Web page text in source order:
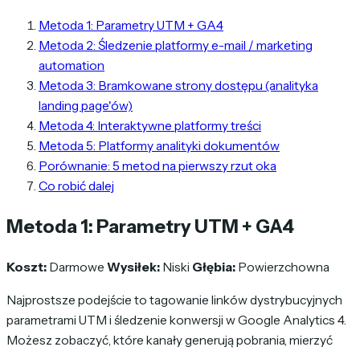
Metoda 1: Parametry UTM + GA4
Metoda 2: Śledzenie platformy e-mail / marketing
automation
Metoda 3: Bramkowane strony dostępu (analityka
landing page'ów)
Metoda 4: Interaktywne platformy treści
Metoda 5: Platformy analityki dokumentów
Porównanie: 5 metod na pierwszy rzut oka
Co robić dalej
Metoda 1: Parametry UTM + GA4
Koszt: Darmowe Wysiłek: Niski Głębia: Powierzchowna
Najprostsze podejście to tagowanie linków dystrybucyjnych
parametrami UTM i śledzenie konwersji w Google Analytics 4.
Możesz zobaczyć, które kanały generują pobrania, mierzyć